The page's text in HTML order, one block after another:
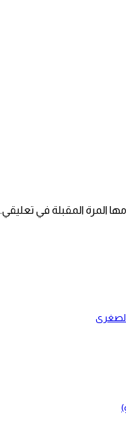
المرة المقبلة في تعليقي.
الصغرى